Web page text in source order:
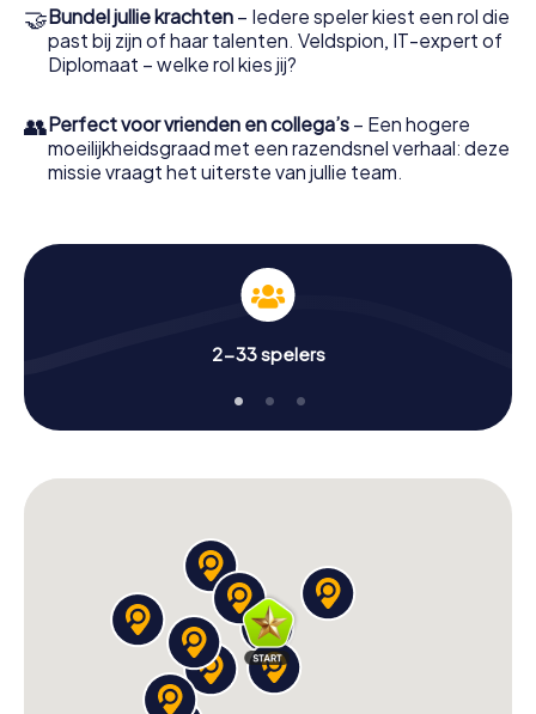
🤝Bundel jullie krachten – Iedere speler kiest een rol die
past bij zijn of haar talenten. Veldspion, IT-expert of
Diplomaat – welke rol kies jij?
👥Perfect voor vrienden en collega’s – Een hogere
moeilijkheidsgraad met een razendsnel verhaal: deze
missie vraagt het uiterste van jullie team.
2-33 spelers